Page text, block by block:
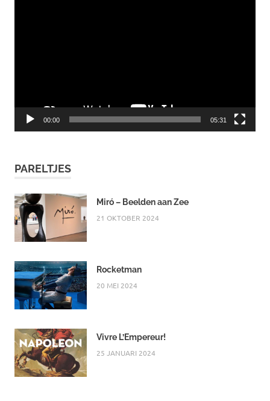
00:00 05:31
PARELTJES
Miró – Beelden aan Zee
21 OKTOBER 2024
Rocketman
20 MEI 2024
Vivre L’Empereur!
25 JANUARI 2024